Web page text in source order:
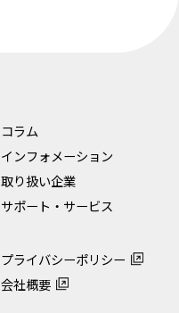
コラム
インフォメーション
取り扱い企業
サポート・サービス
プライバシーポリシー
会社概要